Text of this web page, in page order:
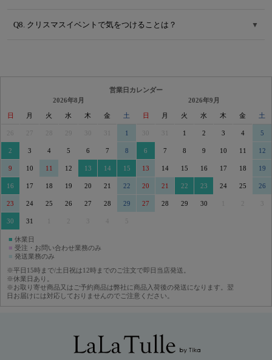
Q8. クリスマスイベントで気をつけることは？ ▼
営業日カレンダー
2026年8月
日 月 火 水 木 金 土
1
2 3 4 5 6 7 8
9 10 11 12 13 14 15
16 17 18 19 20 21 22
23 24 25 26 27 28 29
30 31 5
2026年9月
日 月 火 水 木 金 土
1 2 3 4 5
6 7 8 9 10 11 12
13 14 15 16 17 18 19
20 21 22 23 24 25 26
27 28 29 30
■ 休業日
■ 受注・お問い合わせ業務のみ
■ 発送業務のみ
※平日15時まで/土日祝は12時までのご注文で即日当店発送。
※休業日あり。
※お取り寄せ商品又はご予約商品は弊社に商品入荷後の発送になります。翌
日お届けには対応しておりませんのでご注意ください。